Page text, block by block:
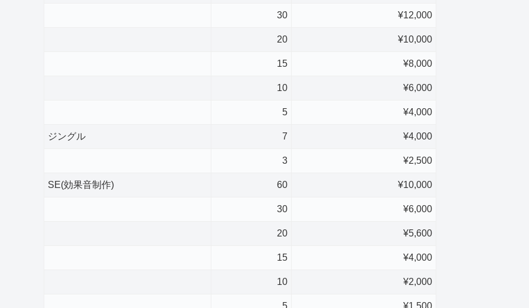
30 ¥12,000
20 ¥10,000
15 ¥8,000
10 ¥6,000
5 ¥4,000
ジングル 7 ¥4,000
3 ¥2,500
SE(効果音制作) 60 ¥10,000
30 ¥6,000
20 ¥5,600
15 ¥4,000
10 ¥2,000
5 ¥1,500